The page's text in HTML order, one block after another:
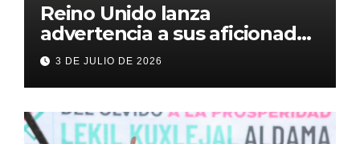
Reino Unido lanza
advertencia a sus aficionados
antes del México vs
Inglaterra en el Mundial 2026
3 DE JULIO DE 2026